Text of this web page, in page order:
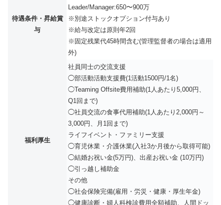
待遇条件・昇給賞
与
Leader/Manager:650〜900万
※別途ストックオプション付与あり
※給与改定は原則年2回
※固定残業代45時間含む(管理監督者の場合は適用
外)
福利厚生
社員同士の交流支援
◯部活動活動支援費(1活動1500円/1名)
◯Teaming Offsite費用補助(1人あたり5,000円、
Q1回まで)
◯社員交流の食事代用補助(1人あたり2,000円～
3,000円、月1回まで)
ライフイベント・ファミリー支援
◯育児休業・介護休業(入社3か月後から取得可能)
◯結婚お祝い金(5万円)、出産お祝い金 (10万円)
◯引っ越し補助金
その他
◯社会保険完備(雇用・労災・健康・厚生年金)
◯健康診断・婦人科検診費用全額補助、人間ドッ